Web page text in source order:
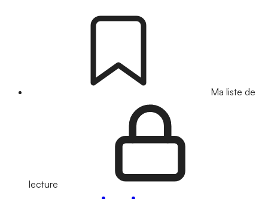
Ma liste de
lecture